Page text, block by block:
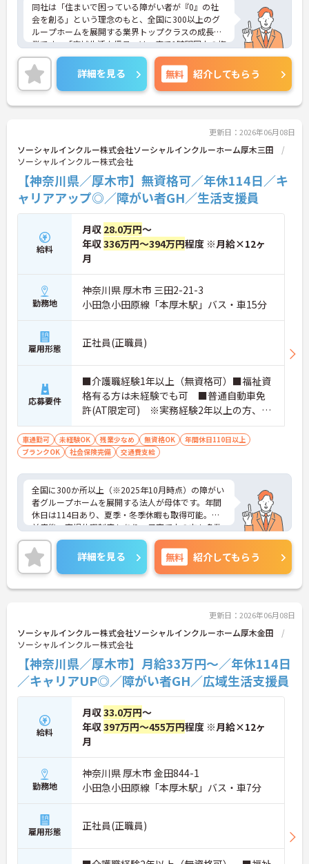
同社は「住まいで困っている障がい者が『0』の社
会を創る」という理念のもと、全国に300以上のグ
ループホームを展開する業界トップクラスの成長企
業です。「広域生活支援員」は、車で1時間圏内の複
数施設を横断的に担当し、現場支援とパートスタッ
フのサポートを行うハイクラスなポジションです。
最新設備とバリアフリーが完備され、スタッフの身
体的負担が少なく、広域手当5万円が付与されるこ
とで高い給与水準を実現しています。年間休日114
効率化など、ワークライフバランスを保ちながら定
年70歳まで長期的に活躍できる制度が盤石に整って
います。複数施設を経験することで培われるマネジ
メント視点は、将来的なエリアマネージャーへのキ
ャリアアップにも直結しており、最新の環境で専門
性を発揮したいプロフェッショナルの方にお勧めで
す。
★おすすめPOINT★
・広域支援員として複数のホームを巡るため、各ホ
ームのパートスタッフの教育やサポートにも携わる
ネージャー候補としてのステップアップに直結しま
す。
があり、20代から60代まで幅広い年代が活躍してい
ます。年間休日も114日確保されているため、無理
なく長期的なキャリアを築いていただけます。
・全施設がバリアフリー設計かつ最新設備を備えて
おり、清潔感にあふれた美しい環境です。ハード面
に加え、ソフト面でも「献立の事前決定・レシピ完
備」により現場の負担が大幅に軽減されています。
ご利用者様の安全性はもちろん、働くスタッフにと
っても身体的負担が少なく、高いモチベーションを
保って業務に集中できます。
詳細を見る 無料 紹介してもらう
更新日：2026年06月08日
ソーシャルインクルー株式会社ソーシャルインクルーホーム厚木三田
ソーシャルインクルー株式会社
【神奈川県／厚木市】無資格可／年休114日／キ
ャリアアップ◎／障がい者GH／生活支援員
給料
月収 28.0万円～
年収336万円～394万円程度 ※月給×12ヶ
月
勤務地
神奈川県 厚木市 三田2-21-3
小田急小田原線「本厚木駅」バス・車15分
雇用形態 正社員(正職員)
応募要件
■介護職経験1年以上（無資格可）■福祉資
格有る方は未経験でも可 ■普通自動車免
許(AT限定可) ※実務経験2年以上の方、障
がい者福祉に関する経験をお持ちの方大歓
迎
車通勤可 未経験OK 残業少なめ 無資格OK
年間休日110日以上
ブランクOK
社会保険完備 交通費支給
全国に300か所以上（※2025年10月時点）の障がい
者グループホームを展開する法人が母体です。年間
休日は114日あり、夏季・冬季休暇も取得可能。産
前産後・育児休暇制度もあり、子育て中の方も多数
活躍中で、ワークライフバランスを大切にしながら
働ける環境が整っています。研修制度や外部勉強会
の受講支援もあり、スキルアップもしっかりサポー
ト。将来的には管理者やエリアマネージャーへのキ
ャリアアップも目指せます。20代から60代まで幅広
の職場です。介護経験を活かしたい方、福祉の資格
をお持ちの方、安定した法人でキャリアを築きたい
方におすすめです。
★おすすめPOINT★
・生活支援員からスタートし、サービス管理責任者
やエリアマネージャーへと続く明確なステップアッ
プの道筋が用意されています。急成長中の企業であ
るためポストも豊富にあり、専門性を高めながらマ
ネジメント職への挑戦も視野に入れていただけま
す。
かりと整備されています。オンとオフの切り替えを
明確にし、心身ともに充実した状態で長くご活躍い
・グループホーム一棟あたりの入居者様20名定員を
常時2～4名のスタッフで支援、国基準を上回る人員
配置や夜間複数名体制が敷かれているため、業務に
追われることなくご利用者様のペースに合わせたサ
詳細を見る 無料 紹介してもらう
更新日：2026年06月08日
ソーシャルインクルー株式会社ソーシャルインクルーホーム厚木金田
ソーシャルインクルー株式会社
【神奈川県／厚木市】月給33万円～／年休114日
／キャリアUP◎／障がい者GH／広域生活支援員
給料
月収33.0万円～
年収397万円～455万円程度 ※月給×12ヶ
月
勤務地
神奈川県 厚木市 金田844-1
小田急小田原線「本厚木駅」バス・車7分
雇用形態 正社員(正職員)